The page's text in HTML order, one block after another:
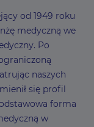
od 1949 roku
medyczną we
Po
naszych
się profil
forma
w